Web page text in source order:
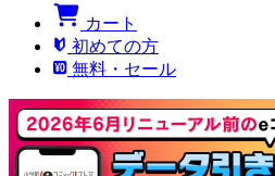
カート
初めての方
無料・セール